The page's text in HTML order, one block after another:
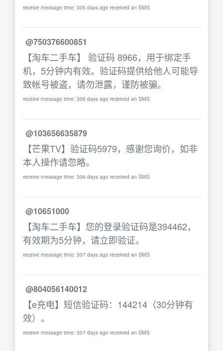
receive message time: 305 days ago received an SMS
@750376600851
【淘车二手车】 验证码 8966，用于绑定手
机，5分钟内有效。验证码提供给他人可能导
致帐号被盗，请勿泄露，谨防被骗。
receive message time: 306 days ago received an SMS
@103656635879
【芒果TV】验证码5979，感谢您询价，如非
本人操作请忽略。
receive message time: 306 days ago received an SMS
@10651000
【淘车二手车】您的登录验证码是394462，
有效期为5分钟，请立即验证。
receive message time: 307 days ago received an SMS
@804056140012
【e充电】短信验证码：144214（30分钟有
效）。
receive message time: 307 days ago received an SMS